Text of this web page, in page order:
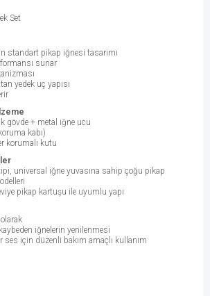
Set
standart pikap iğnesi tasarımı
sunar
yedek uç yapısı
gövde + metal iğne ucu
kabı)
korumalı kutu
universal iğne yuvasına sahip çoğu pikap
pikap kartuşu ile uyumlu yapı
iğnelerin yenilenmesi
ses için düzenli bakım amaçlı kullanım